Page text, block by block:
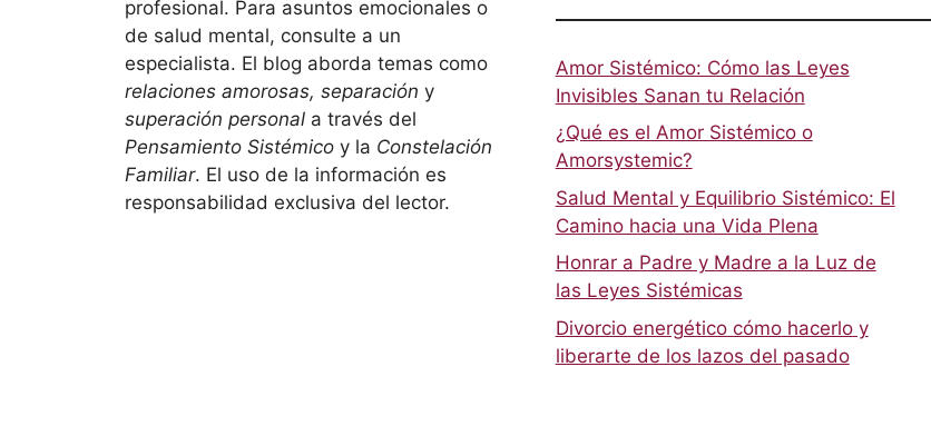
profesional. Para asuntos emocionales o
de salud mental, consulte a un
especialista. El blog aborda temas como
relaciones amorosas, separación y
superación personal a través del
Pensamiento Sistémico y la Constelación
Familiar. El uso de la información es
responsabilidad exclusiva del lector.
Amor Sistémico: Cómo las Leyes
Invisibles Sanan tu Relación
¿Qué es el Amor Sistémico o
Amorsystemic?
Salud Mental y Equilibrio Sistémico: El
Camino hacia una Vida Plena
Honrar a Padre y Madre a la Luz de
las Leyes Sistémicas
Divorcio energético cómo hacerlo y
liberarte de los lazos del pasado